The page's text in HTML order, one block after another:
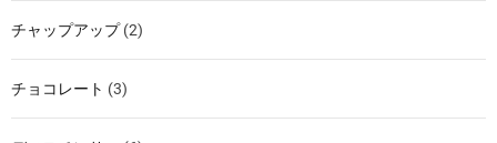
チャップアップ(2)
チョコレート (3)